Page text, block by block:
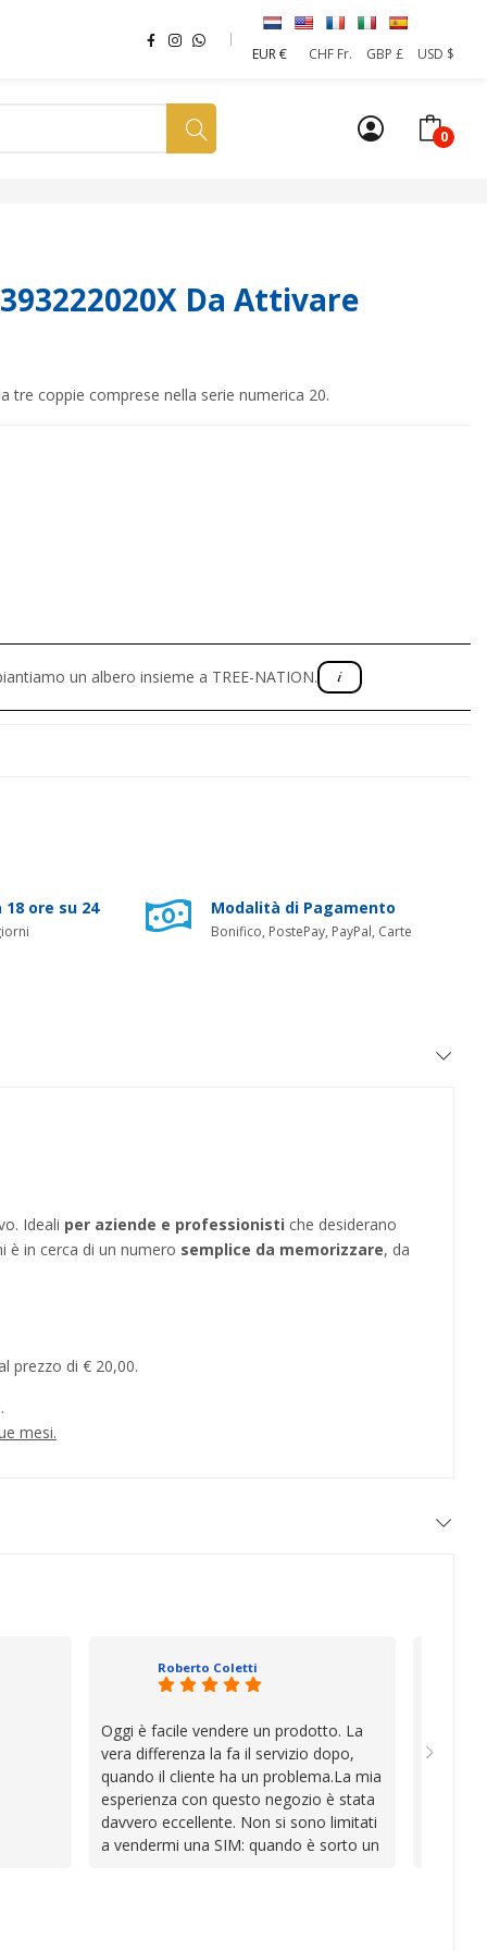
EUR €
CHF Fr. GBP £ USD $
0
Da Attivare
tre coppie comprese nella serie numerica 20.
un albero insieme a TREE-NATION.
ore su 24 Modalità di Pagamento
Bonifico, PostePay, PayPal, Carte
Ideali per aziende e professionisti che desiderano
è in cerca di un numero semplice da memorizzare, da
prezzo di € 20,00.
mesi.
Roberto Coletti
Oggi è facile vendere un prodotto. La
vera differenza la fa il servizio dopo,
quando il cliente ha un problema.La mia
esperienza con questo negozio è stata
davvero eccellente. Non si sono limitati
a vendermi una SIM: quando è sorto un
sono